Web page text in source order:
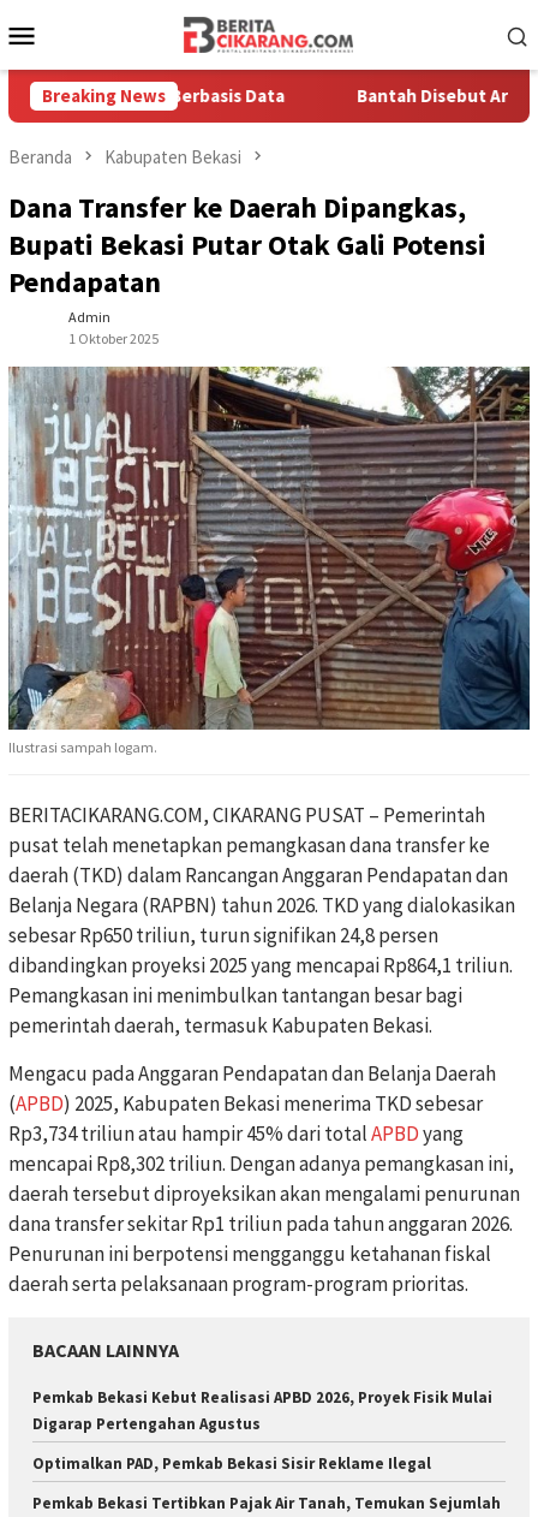
ke
Mobile
Breaking News
Solusi Berbasis Data Bantah Disebut Arogan, Kuasa
Beranda Kabupaten Bekasi
Dana Transfer ke Daerah Dipangkas,
Bupati Bekasi Putar Otak Gali Potensi
Pendapatan
Admin
1 Oktober 2025
Ilustrasi sampah logam.
BERITACIKARANG.COM, CIKARANG PUSAT – Pemerintah
pusat telah menetapkan pemangkasan dana transfer ke
daerah (TKD) dalam Rancangan Anggaran Pendapatan dan
Belanja Negara (RAPBN) tahun 2026. TKD yang dialokasikan
sebesar Rp650 triliun, turun signifikan 24,8 persen
dibandingkan proyeksi 2025 yang mencapai Rp864,1 triliun.
Pemangkasan ini menimbulkan tantangan besar bagi
pemerintah daerah, termasuk Kabupaten Bekasi.
Mengacu pada Anggaran Pendapatan dan Belanja Daerah
(APBD) 2025, Kabupaten Bekasi menerima TKD sebesar
Rp3,734 triliun atau hampir 45% dari totalAPBDyang
mencapai Rp8,302 triliun. Dengan adanya pemangkasan ini,
daerah tersebut diproyeksikan akan mengalami penurunan
dana transfer sekitar Rp1 triliun pada tahun anggaran 2026.
Penurunan ini berpotensi mengganggu ketahanan fiskal
daerah serta pelaksanaan program-program prioritas.
BACAAN LAINNYA
Pemkab Bekasi Kebut Realisasi APBD 2026, Proyek Fisik Mulai
Digarap Pertengahan Agustus
Optimalkan PAD, Pemkab Bekasi Sisir Reklame Ilegal
Pemkab Bekasi Tertibkan Pajak Air Tanah, Temukan Sejumlah